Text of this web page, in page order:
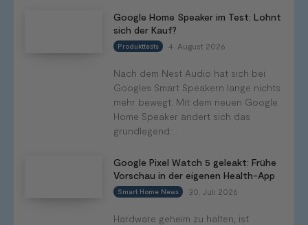
Google Home Speaker im Test: Lohnt
sich der Kauf?
Produkttests 4. August 2026
Nach dem Nest Audio hat sich bei
Googles Smart Speakern lange nichts
mehr bewegt. Mit dem neuen Google
Home Speaker ändert sich das
grundlegend:...
Google Pixel Watch 5 geleakt: Frühe
Vorschau in der eigenen Health-App
Smart Home News 30. Juli 2026
Hardware geheim zu halten, ist